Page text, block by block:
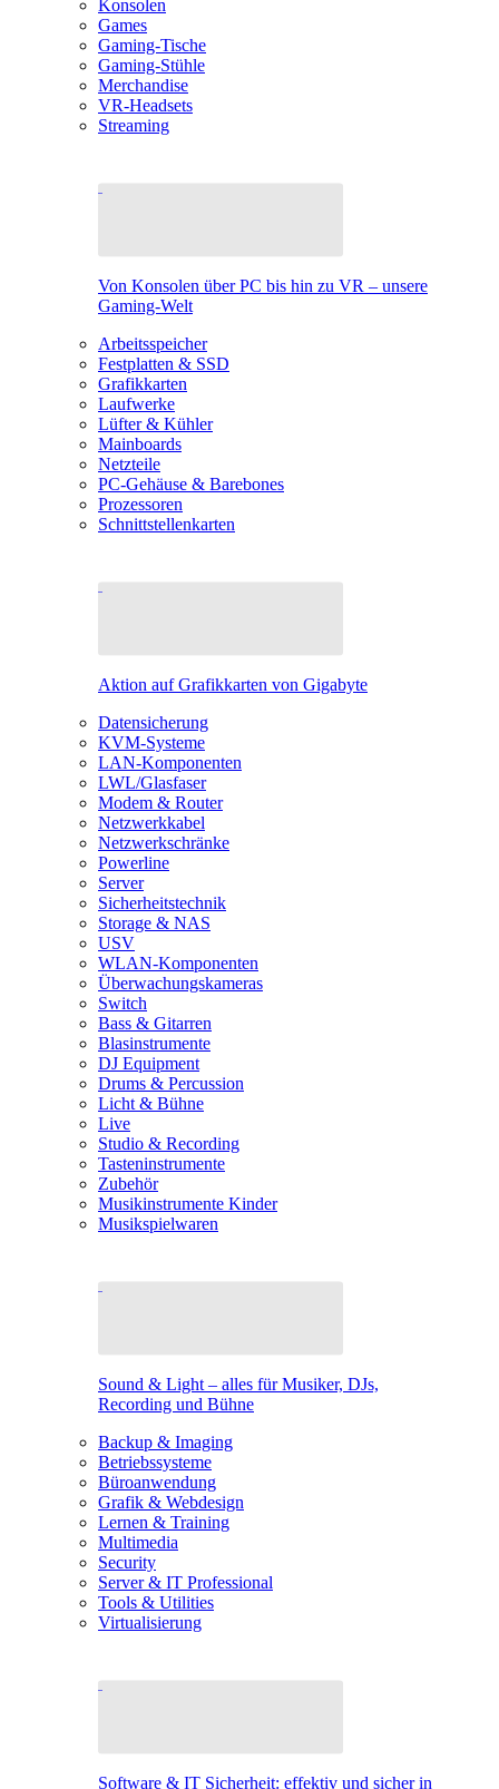
Konsolen
Games
Gaming-Tische
Gaming-Stühle
Merchandise
VR-Headsets
Streaming
Von Konsolen über PC bis hin zu VR – unsere
Gaming-Welt
Arbeitsspeicher
Festplatten & SSD
Grafikkarten
Laufwerke
Lüfter & Kühler
Mainboards
Netzteile
PC-Gehäuse & Barebones
Prozessoren
Schnittstellenkarten
Aktion auf Grafikkarten von Gigabyte
Datensicherung
KVM-Systeme
LAN-Komponenten
LWL/Glasfaser
Modem & Router
Netzwerkkabel
Netzwerkschränke
Powerline
Server
Sicherheitstechnik
Storage & NAS
USV
WLAN-Komponenten
Überwachungskameras
Switch
Bass & Gitarren
Blasinstrumente
DJ Equipment
Drums & Percussion
Licht & Bühne
Live
Studio & Recording
Tasteninstrumente
Zubehör
Musikinstrumente Kinder
Musikspielwaren
Sound & Light – alles für Musiker, DJs,
Recording und Bühne
Backup & Imaging
Betriebssysteme
Büroanwendung
Grafik & Webdesign
Lernen & Training
Multimedia
Security
Server & IT Professional
Tools & Utilities
Virtualisierung
Software & IT Sicherheit: effektiv und sicher in